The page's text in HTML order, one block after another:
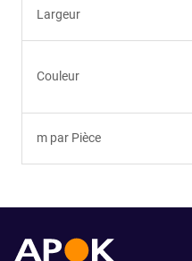
Largeur
Couleur
m par Pièce